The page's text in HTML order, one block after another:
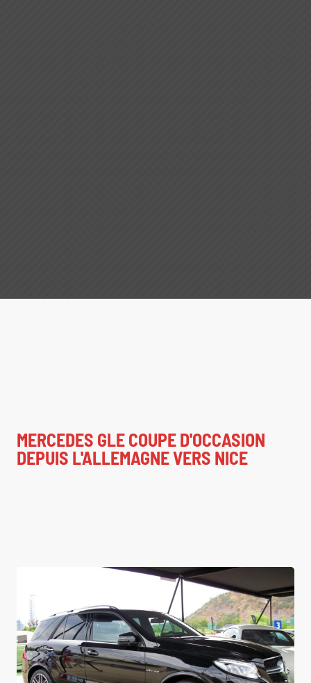
MERCEDES GLE COUPE D'OCCASION
DEPUIS L'ALLEMAGNE VERS NICE